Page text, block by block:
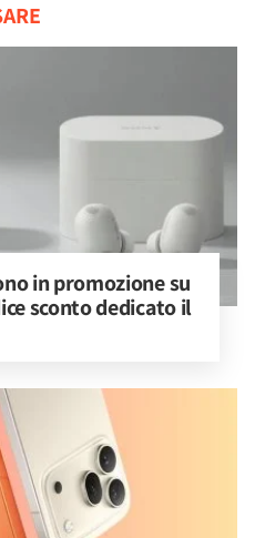
in promozione su
sconto dedicato il